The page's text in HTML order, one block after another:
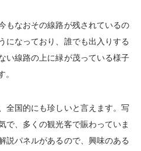
もなおその線路が残されているの
になっており、誰でも出入りする
い線路の上に緑が茂っている様子
。
全国的にも珍しいと言えます。写
で、多くの観光客で賑わっていま
説パネルがあるので、興味のある